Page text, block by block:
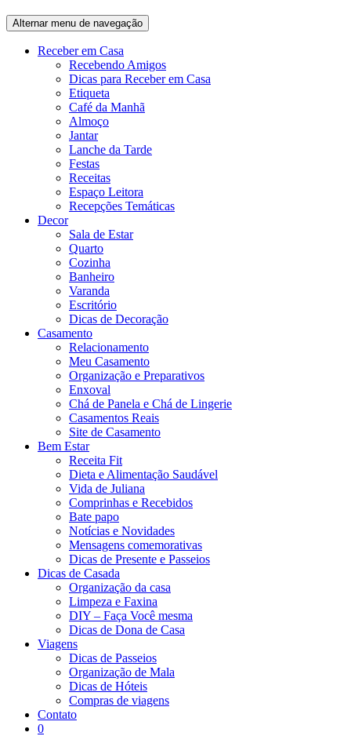
Alternar menu de navegação
Receber em Casa
Recebendo Amigos
Dicas para Receber em Casa
Etiqueta
Café da Manhã
Almoço
Jantar
Lanche da Tarde
Festas
Receitas
Espaço Leitora
Recepções Temáticas
Decor
Sala de Estar
Quarto
Cozinha
Banheiro
Varanda
Escritório
Dicas de Decoração
Casamento
Relacionamento
Meu Casamento
Organização e Preparativos
Enxoval
Chá de Panela e Chá de Lingerie
Casamentos Reais
Site de Casamento
Bem Estar
Receita Fit
Dieta e Alimentação Saudável
Vida de Juliana
Comprinhas e Recebidos
Bate papo
Notícias e Novidades
Mensagens comemorativas
Dicas de Presente e Passeios
Dicas de Casada
Organização da casa
Limpeza e Faxina
DIY – Faça Você mesma
Dicas de Dona de Casa
Viagens
Dicas de Passeios
Organização de Mala
Dicas de Hóteis
Compras de viagens
Contato
0